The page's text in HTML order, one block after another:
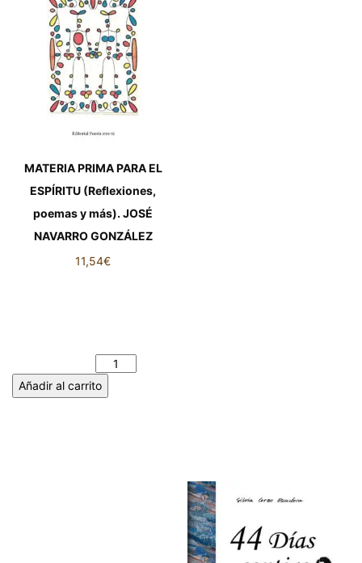
MATERIA PRIMA PARA EL
ESPÍRITU (Reflexiones,
poemas y más). JOSÉ
NAVARRO GONZÁLEZ
11,54€
Añadir al carrito